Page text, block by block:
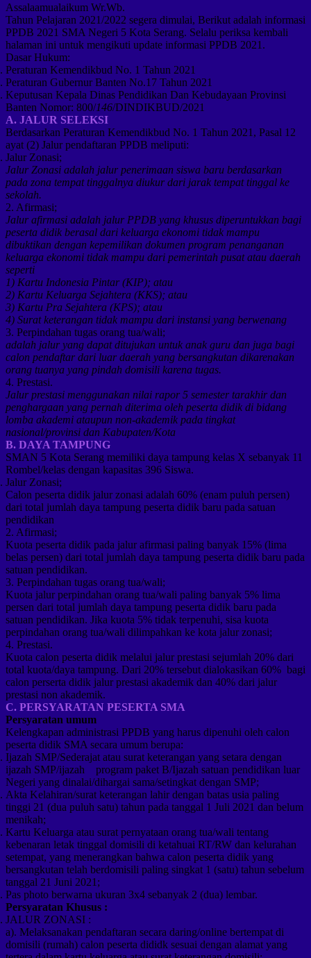
Assalaamualaikum Wr.Wb.
Tahun Pelajaran 2021/2022 segera dimulai, Berikut adalah informasi
PPDB 2021 SMA Negeri 5 Kota Serang. Selalu periksa kembali
halaman ini untuk mengikuti update informasi PPDB 2021.
Dasar Hukum:
Peraturan Kemendikbud No. 1 Tahun 2021
Peraturan Gubernur Banten No.17 Tahun 2021
Keputusan Kepala Dinas Pendidikan Dan Kebudayaan Provinsi
Banten Nomor: 800/146/DINDIKBUD/2021
A. JALUR SELEKSI
Berdasarkan Peraturan Kemendikbud No. 1 Tahun 2021, Pasal 12
ayat (2) Jalur pendaftaran PPDB meliputi:
Jalur Zonasi;
Jalur Zonasi adalah jalur penerimaan siswa baru berdasarkan
pada zona tempat tinggalnya diukur dari jarak tempat tinggal ke
sekolah.
2. Afirmasi;
Jalur afirmasi adalah jalur PPDB yang khusus diperuntukkan bagi
peserta didik berasal dari keluarga ekonomi tidak mampu
dibuktikan dengan kepemilikan dokumen program penanganan
keluarga ekonomi tidak mampu dari pemerintah pusat atau daerah
seperti
1) Kartu Indonesia Pintar (KIP); atau
2) Kartu Keluarga Sejahtera (KKS); atau
3) Kartu Pra Sejahtera (KPS); atau
4) Surat keterangan tidak mampu dari instansi yang berwenang
3. Perpindahan tugas orang tua/wali;
adalah jalur yang dapat ditujukan untuk anak guru dan juga bagi
calon pendaftar dari luar daerah yang bersangkutan dikarenakan
orang tuanya yang pindah domisili karena tugas.
4. Prestasi.
Jalur prestasi menggunakan nilai rapor 5 semester tarakhir dan
penghargaan yang pernah diterima oleh peserta didik di bidang
lomba akademi ataupun non-akademik pada tingkat
nasional/provinsi dan Kabupaten/Kota
B. DAYA TAMPUNG
SMAN 5 Kota Serang memiliki daya tampung kelas X sebanyak 11
Rombel/kelas dengan kapasitas 396 Siswa.
Jalur Zonasi;
Calon peserta didik jalur zonasi adalah 60% (enam puluh persen)
dari total jumlah daya tampung peserta didik baru pada satuan
pendidikan
2. Afirmasi;
Kuota peserta didik pada jalur afirmasi paling banyak 15% (lima
belas persen) dari total jumlah daya tampung peserta didik baru pada
satuan pendidikan.
3. Perpindahan tugas orang tua/wali;
Kuota jalur perpindahan orang tua/wali paling banyak 5% lima
persen dari total jumlah daya tampung peserta didik baru pada
satuan pendidikan. Jika kuota 5% tidak terpenuhi, sisa kuota
perpindahan orang tua/wali dilimpahkan ke kota jalur zonasi;
4. Prestasi.
Kuota calon peserta didik melalui jalur prestasi sejumlah 20% dari
total kuota/daya tampung. Dari 20% tersebut dialokasikan 60% bagi
calon perserta didik jalur prestasi akademik dan 40% dari jalur
prestasi non akademik.
C. PERSYARATAN PESERTA SMA
Persyaratan umum
Kelengkapan administrasi PPDB yang harus dipenuhi oleh calon
peserta didik SMA secara umum berupa:
Ijazah SMP/Sederajat atau surat keterangan yang setara dengan
ijazah SMP/ijazah program paket B/Ijazah satuan pendidikan luar
Negeri yang dinalai/dihargai sama/setingkat dengan SMP;
Akta Kelahiran/surat keterangan lahir dengan batas usia paling
tinggi 21 (dua puluh satu) tahun pada tanggal 1 Juli 2021 dan belum
menikah;
Kartu Keluarga atau surat pernyataan orang tua/wali tentang
kebenaran letak tinggal domisili di ketahuai RT/RW dan kelurahan
setempat, yang menerangkan bahwa calon peserta didik yang
bersangkutan telah berdomisili paling singkat 1 (satu) tahun sebelum
tanggal 21 Juni 2021;
Pas photo berwarna ukuran 3x4 sebanyak 2 (dua) lembar.
Persyaratan Khusus :
JALUR ZONASI :
a). Melaksanakan pendaftaran secara daring/online bertempat di
domisili (rumah) calon peserta dididk sesuai dengan alamat yang